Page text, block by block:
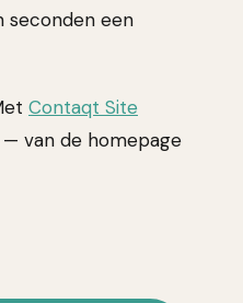
seconden een
Contaqt Site
van de homepage